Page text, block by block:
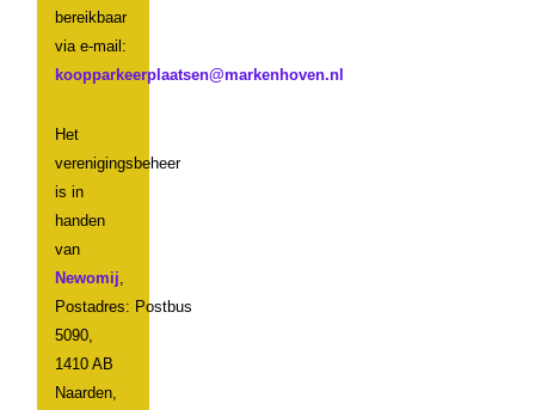
bereikbaar
via e-mail:
Het
verenigingsbeheer
is in
handen
van
Newomij
Postadres: Postbus
5090,
1410 AB
Naarden,